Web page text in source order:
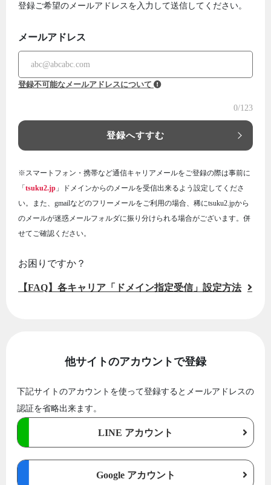
登録ご希望のメールアドレスを入力して送信してください。
メールアドレス
登録不可能なメールアドレスについて
0/123
登録へすすむ
※スマートフォン・携帯など通信キャリアメールをご登録の際は事前に
「 tsuku2.jp 」ドメインからのメールを受信出来るよう設定してくださ
い。また、gmailなどのフリーメールをご利用の場合、稀にtsuku2.jpから
のメールが迷惑メールフォルダに振り分けられる場合がございます。併
せてご確認ください。
お困りですか？
【FAQ】各キャリア「ドメイン指定受信」設定方法
他サイトのアカウントで登録
下記サイトのアカウントを使って登録するとメールアドレスの
認証を省略出来ます。
LINE アカウント
Google アカウント